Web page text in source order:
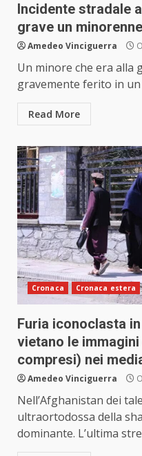
Incidente stradale
grave un
Amedeo Vinciguerra
Un minore che era alla
gravemente ferito in un
Read More
Cronaca Cronaca estera
Furia iconoclasta
vietano le
compresi) nei
Amedeo Vinciguerra
Nell’Afghanistan dei
ultraortodossa della
dominante. L’ultima